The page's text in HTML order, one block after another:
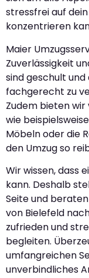
stressfrei auf
konzentrieren
Maier
Zuverlässigkeit
sind geschult
fachgerecht zu
Zudem bieten
wie
Möbeln oder die
den Umzug so
Wir wissen, dass
kann. Deshalb
Seite und
von Bielefeld
zufrieden und
begleiten.
umfangreichen
unverbindliches